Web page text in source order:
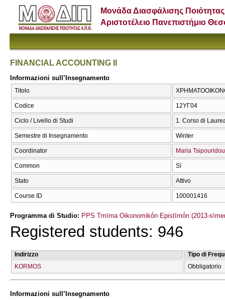
Μονάδα Διασφάλισης Ποιότητας
Αριστοτέλειο Πανεπιστήμιο
FINANCIAL ACCOUNTING II
Informazioni sull’Insegnamento
Titolo
Codice 12ΥΓ04
Ciclo / Livello di Studi 1. Corso di
Semestre di Insegnamento Winter
Coordinator Maria Tsipouridou
Common Sì
Stato Attivo
Course ID 100001416
Programma di Studio: PPS Tmīma Oikonomikṓn Epistīmṓn (2013-
Registered students: 946
Indirizzo
Tipo di
KORMOS
Obbligatorio
Informazioni sull’Insegnamento